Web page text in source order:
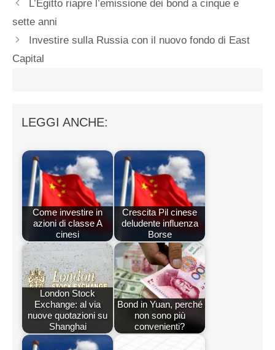
L’Egitto riapre l’emissione dei bond a cinque e
sette anni
Investire sulla Russia con il nuovo fondo di East
Capital
LEGGI ANCHE:
Come investire in
azioni di classe A
cinesi
Crescita Pil cinese
deludente influenza
Borse
London Stock
Exchange: al via
nuove quotazioni su
Shanghai
Bond in Yuan, perché
non sono più
convenienti?